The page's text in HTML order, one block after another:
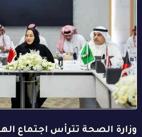
وزارة الصحة تترأس اجتماع